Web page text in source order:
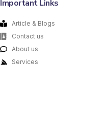
Important Links
Article & Blogs
Contact us
About us
Services